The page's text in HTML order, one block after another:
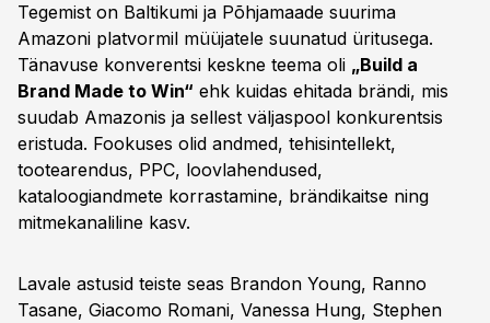
Tegemist on Baltikumi ja Põhjamaade suurima
Amazoni platvormil müüjatele suunatud üritusega.
Tänavuse konverentsi keskne teema oli „Build a
Brand Made to Win“ ehk kuidas ehitada brändi, mis
suudab Amazonis ja sellest väljaspool konkurentsis
eristuda. Fookuses olid andmed, tehisintellekt,
tootearendus, PPC, loovlahendused,
kataloogiandmete korrastamine, brändikaitse ning
mitmekanaliline kasv.
Lavale astusid teiste seas Brandon Young, Ranno
Tasane, Giacomo Romani, Vanessa Hung, Stephen